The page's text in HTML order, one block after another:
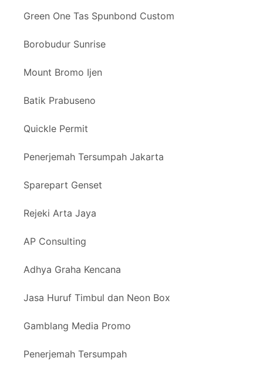
Green One Tas Spunbond Custom
Borobudur Sunrise
Mount Bromo Ijen
Batik Prabuseno
Quickle Permit
Penerjemah Tersumpah Jakarta
Sparepart Genset
Rejeki Arta Jaya
AP Consulting
Adhya Graha Kencana
Jasa Huruf Timbul dan Neon Box
Gamblang Media Promo
Penerjemah Tersumpah